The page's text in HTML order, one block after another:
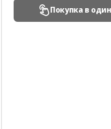
Покупка в